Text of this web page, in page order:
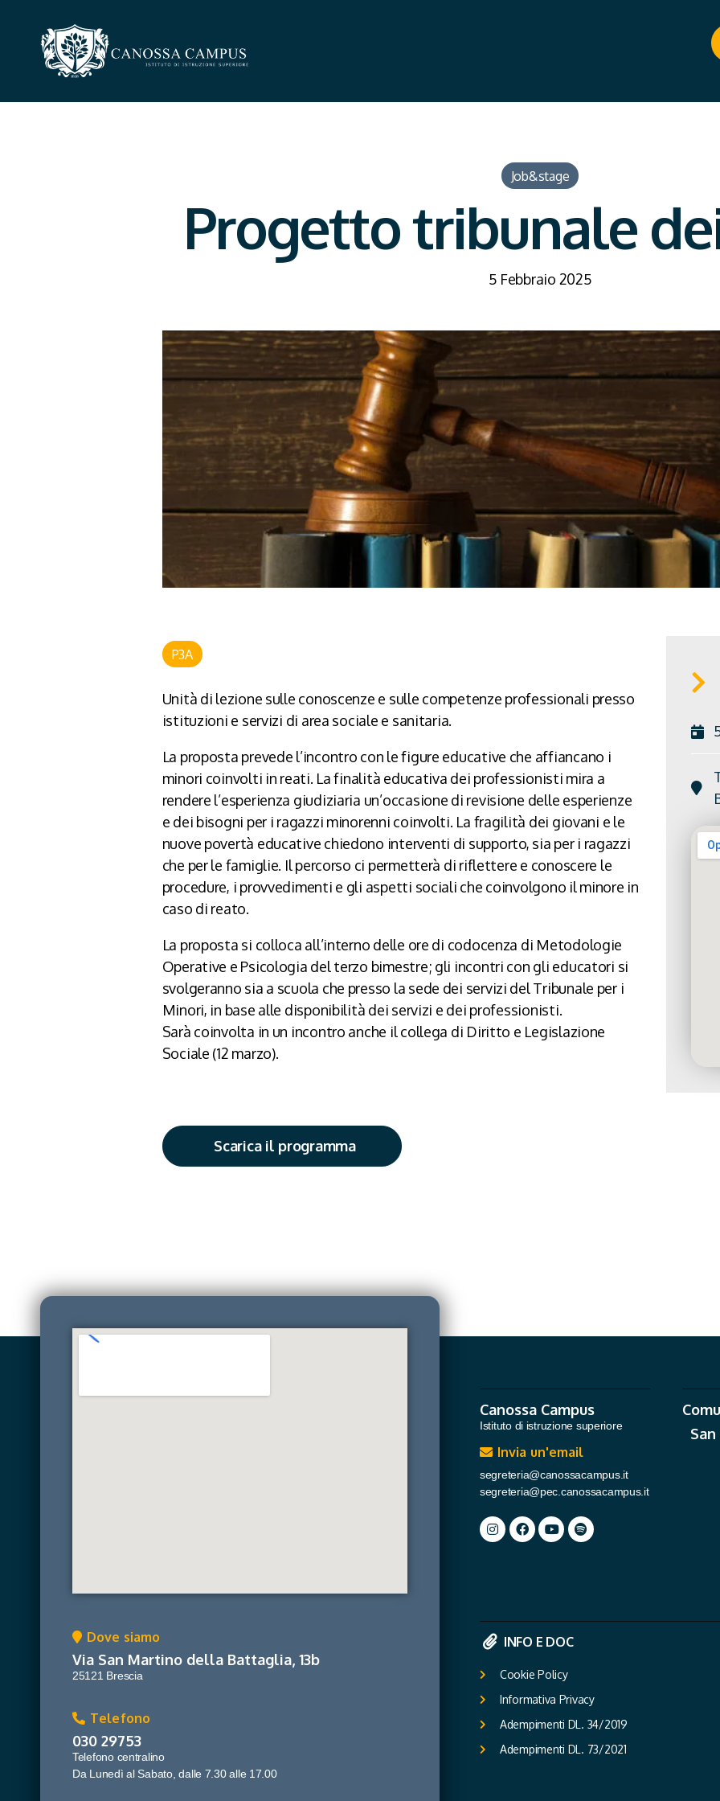
Job&stage
Progetto tribunale
5 Febbraio 2025
P3A
Unità di lezione sulle conoscenze e sulle competenze professionali presso
istituzioni e servizi di area sociale e sanitaria.
La proposta prevede l’incontro con le figure educative che affiancano i
minori coinvolti in reati. La finalità educativa dei professionisti mira a
rendere l’esperienza giudiziaria un’occasione di revisione delle esperienze
e dei bisogni per i ragazzi minorenni coinvolti. La fragilità dei giovani e le
nuove povertà educative chiedono interventi di supporto, sia per i ragazzi
che per le famiglie. Il percorso ci permetterà di riflettere e conoscere le
procedure, i provvedimenti e gli aspetti sociali che coinvolgono il minore in
caso di reato.
La proposta si colloca all’interno delle ore di codocenza di Metodologie
Operative e Psicologia del terzo bimestre; gli incontri con gli educatori si
svolgeranno sia a scuola che presso la sede dei servizi del Tribunale per i
Minori, in base alle disponibilità dei servizi e dei professionisti.
Sarà coinvolta in un incontro anche il collega di Diritto e Legislazione
Sociale (12 marzo).
Scarica il programma
Dove siamo
Via San Martino della Battaglia, 13b
25121 Brescia
Telefono
030 29753
Telefono centralino
Da Lunedì al Sabato, dalle 7.30 alle 17.00
Canossa Campus
Istituto di istruzione superiore
Invia un'email
segreteria@canossacampus.it
segreteria@pec.canossacampus.it
INFO E DOC
Cookie Policy
Informativa Privacy
Adempimenti DL. 34/2019
Adempimenti DL. 73/2021